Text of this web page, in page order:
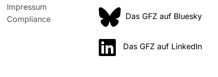
Impressum
Compliance
Das GFZ auf Bluesky
Das GFZ auf LinkedIn